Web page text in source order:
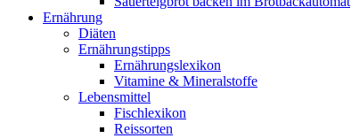
Ernährung
Diäten
Ernährungstipps
Ernährungslexikon
Vitamine & Mineralstoffe
Lebensmittel
Fischlexikon
Reissorten